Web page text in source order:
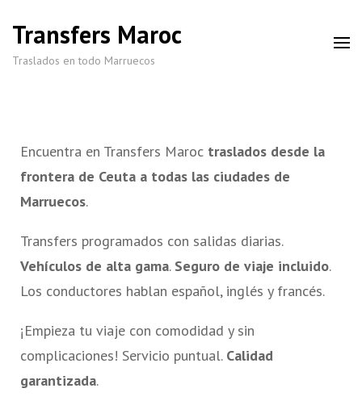
Transfers Maroc
Traslados en todo Marruecos
Encuentra en Transfers Maroc traslados desde la
frontera de Ceuta a todas las ciudades de
Marruecos.
Transfers programados con salidas diarias.
Vehículos de alta gama. Seguro de viaje incluido.
Los conductores hablan español, inglés y francés.
¡Empieza tu viaje con comodidad y sin
complicaciones! Servicio puntual. Calidad
garantizada.